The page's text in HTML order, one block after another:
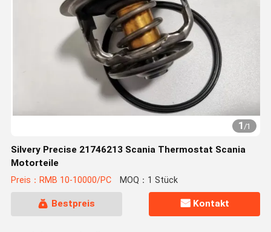
1/1
Silvery Precise 21746213 Scania Thermostat Scania
Motorteile
Preis：RMB 10-10000/PC MOQ：1 Stück
Bestpreis Kontakt